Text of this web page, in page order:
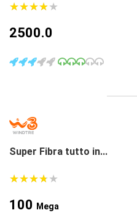
★★★★★
★★★★★
2500.0
Super Fibra tutto in...
★★★★★
★★★★★
100 Mega